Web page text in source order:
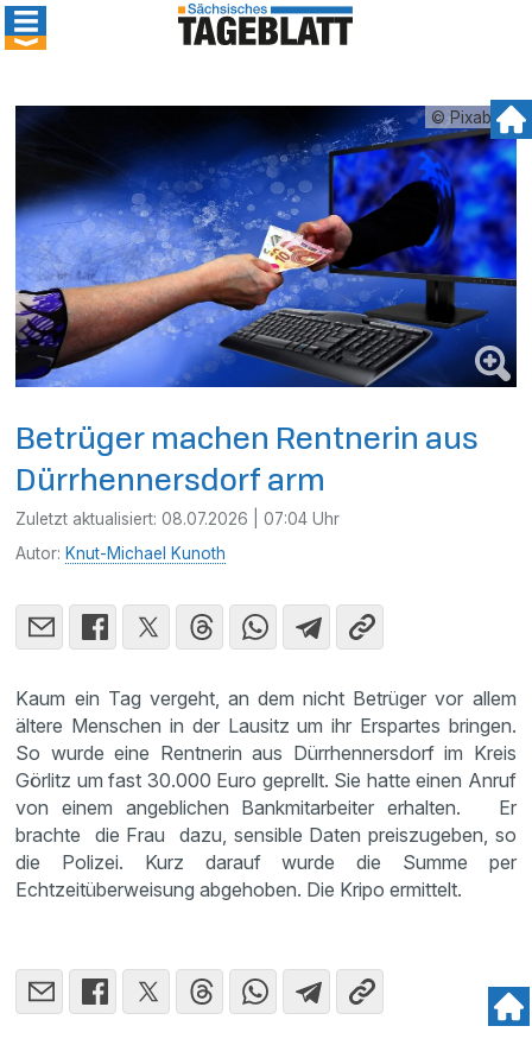
© Pixabay
Betrüger machen Rentnerin aus
Dürrhennersdorf arm
Zuletzt aktualisiert:08.07.2026 | 07:04 Uhr
Autor: Knut-Michael Kunoth
Kaum ein Tag vergeht, an dem nicht Betrüger vor allem
ältere Menschen in der Lausitz um ihr Erspartes bringen.
So wurde eine Rentnerin aus Dürrhennersdorf im Kreis
Görlitz um fast 30.000 Euro geprellt. Sie hatte einen Anruf
von einem angeblichen Bankmitarbeiter erhalten. Er
brachte die Frau dazu, sensible Daten preiszugeben, so
die Polizei. Kurz darauf wurde die Summe per
Echtzeitüberweisung abgehoben. Die Kripo ermittelt.